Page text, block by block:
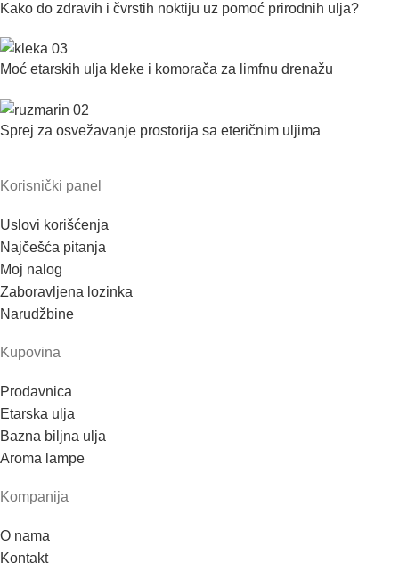
Kako do zdravih i čvrstih noktiju uz pomoć prirodnih ulja?
Moć etarskih ulja kleke i komorača za limfnu drenažu
Sprej za osvežavanje prostorija sa eteričnim uljima
Korisnički panel
Uslovi korišćenja
Najčešća pitanja
Moj nalog
Zaboravljena lozinka
Narudžbine
Kupovina
Prodavnica
Etarska ulja
Bazna biljna ulja
Aroma lampe
Kompanija
O nama
Kontakt